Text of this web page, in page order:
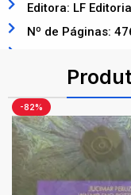
Editora: LF
Nº de Páginas:
-82%